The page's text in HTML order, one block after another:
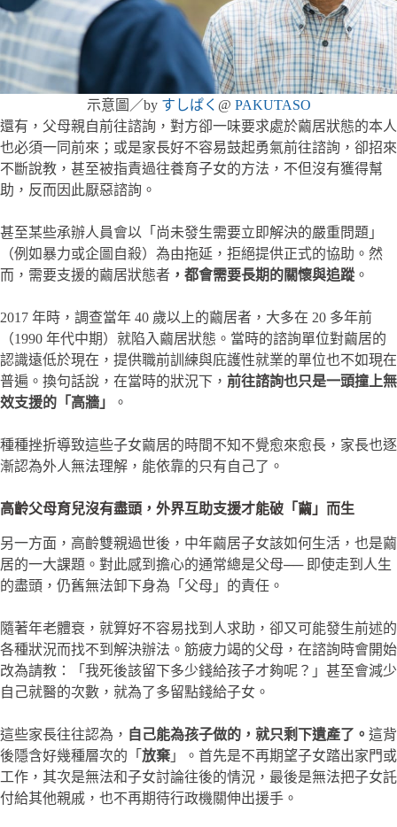
示意圖／byすしぱく @ PAKUTASO
還有，父母親自前往諮詢，對方卻一味要求處於繭居狀態的本人
也必須一同前來；或是家長好不容易鼓起勇氣前往諮詢，卻招來
不斷說教，甚至被指責過往養育子女的方法，不但沒有獲得幫
助，反而因此厭惡諮詢。
甚至某些承辦人員會以「尚未發生需要立即解決的嚴重問題」
（例如暴力或企圖自殺）為由拖延，拒絕提供正式的協助。然
而，需要支援的繭居狀態者 ，都會需要長期的關懷與追蹤 。
2017 年時，調查當年 40 歲以上的繭居者，大多在 20 多年前
（1990 年代中期）就陷入繭居狀態。當時的諮詢單位對繭居的
認識遠低於現在，提供職前訓練與庇護性就業的單位也不如現在
普遍。換句話說，在當時的狀況下， 前往諮詢也只是一頭撞上無
效支援的「高牆」
。
種種挫折導致這些子女繭居的時間不知不覺愈來愈長，家長也逐
漸認為外人無法理解，能依靠的只有自己了。
高齡父母育兒沒有盡頭，外界互助支援才能破「繭」而生
另一方面，高齡雙親過世後，中年繭居子女該如何生活，也是繭
居的一大課題。對此感到擔心的通常總是父母── 即使走到人生
的盡頭，仍舊無法卸下身為「父母」的責任。
隨著年老體衰，就算好不容易找到人求助，卻又可能發生前述的
各種狀況而找不到解決辦法。筋疲力竭的父母，在諮詢時會開始
改為請教：「我死後該留下多少錢給孩子才夠呢？」甚至會減少
自己就醫的次數，就為了多留點錢給子女。
這些家長往往認為， 自己能為孩子做的，就只剩下遺產了。 這背
後隱含好幾種層次的「 放棄 」。首先是不再期望子女踏出家門或
工作，其次是無法和子女討論往後的情況，最後是無法把子女託
付給其他親戚，也不再期待行政機關伸出援手。